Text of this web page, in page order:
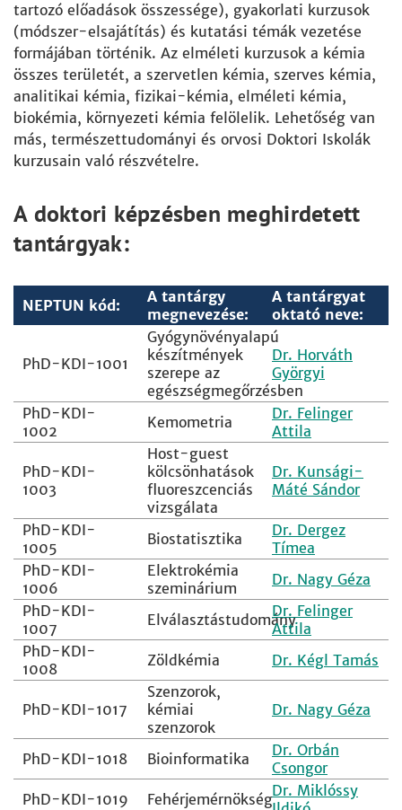
tartozó előadások összessége), gyakorlati kurzusok
(módszer-elsajátítás) és kutatási témák vezetése
formájában történik. Az elméleti kurzusok a kémia
összes területét, a szervetlen kémia, szerves kémia,
analitikai kémia, fizikai-kémia, elméleti kémia,
biokémia, környezeti kémia felölelik. Lehetőség van
más, természettudományi és orvosi Doktori Iskolák
kurzusain való részvételre.
A doktori képzésben meghirdetett
tantárgyak:
NEPTUN kód:
A tantárgy
megnevezése:
A tantárgyat
oktató neve:
PhD-KDI-1001
Gyógynövényalapú
készítmények
szerepe az
egészségmegőrzésben
Dr. Horváth
Györgyi
PhD-KDI-
1002
Kemometria
Dr. Felinger
Attila
PhD-KDI-
1003
Host-guest
kölcsönhatások
fluoreszcenciás
vizsgálata
Dr. Kunsági-
Máté Sándor
PhD-KDI-
1005
Biostatisztika
Dr. Dergez
Tímea
PhD-KDI-
1006
Elektrokémia
szeminárium
Dr. Nagy Géza
PhD-KDI-
1007
ElválasztástudományDr. Felinger
Attila
PhD-KDI-
1008
Zöldkémia Dr. Kégl Tamás
PhD-KDI-1017
Szenzorok,
kémiai
szenzorok
Dr. Nagy Géza
PhD-KDI-1018 Bioinformatika
Dr. Orbán
Csongor
PhD-KDI-1019
FehérjemérnökségDr. Miklóssy